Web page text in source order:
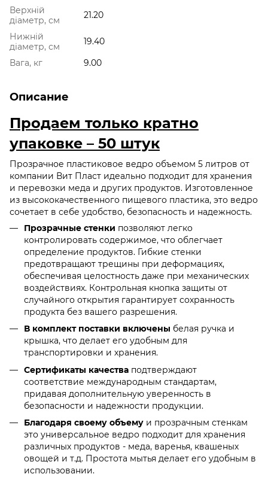
Верхній
діаметр, см
21.20
Нижній
діаметр, см
19.40
Вага, кг
9.00
Описание
Продаем только кратно
упаковке – 50 штук
Прозрачное пластиковое ведро объемом 5 литров от
компании Вит Пласт идеально подходит для хранения
и перевозки меда и других продуктов. Изготовленное
из высококачественного пищевого пластика, это ведро
сочетает в себе удобство, безопасность и надежность.
Прозрачные стенки позволяют легко
контролировать содержимое, что облегчает
определение продуктов. Гибкие стенки
предотвращают трещины при деформациях,
обеспечивая целостность даже при механических
воздействиях. Контрольная кнопка защиты от
случайного открытия гарантирует сохранность
продукта без вашего разрешения.
В комплект поставки включены белая ручка и
крышка, что делает его удобным для
транспортировки и хранения.
Сертификаты качества подтверждают
соответствие международным стандартам,
придавая дополнительную уверенность в
безопасности и надежности продукции.
Благодаря своему объему и прозрачным стенкам
это универсальное ведро подходит для хранения
различных продуктов - меда, варенья, квашеных
овощей и т.д. Простота мытья делает его удобным в
использовании.